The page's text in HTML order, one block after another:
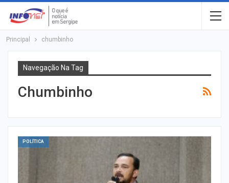
Principal chumbinho
Navegação Na Tag
Chumbinho
POLÍTICA